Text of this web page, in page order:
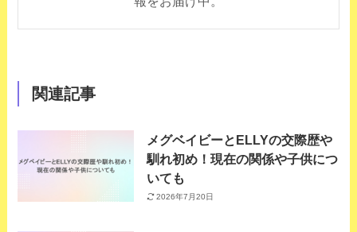
関連記事
メグベイビーとELLYの交際歴や
馴れ初め！現在の関係や子供につ
いても
2026年7月20日